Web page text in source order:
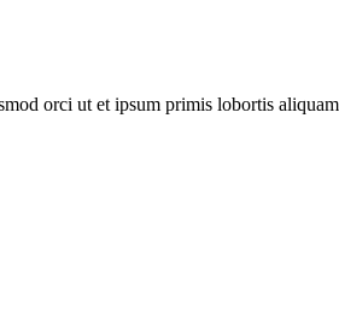
orci ut et ipsum primis lobortis